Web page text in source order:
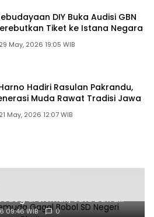
DIY Buka Audisi GBN
Tiket ke Istana Negara
29 May, 2026 19:05 WIB
Hadiri Rasulan Pakrandu,
Muda Rawat Tradisi Jawa
21 May, 2026 12:07 WIB
2 Pemuda Gagal Bobol
di Sleman, Satu Bawa
09:46 WIB 0